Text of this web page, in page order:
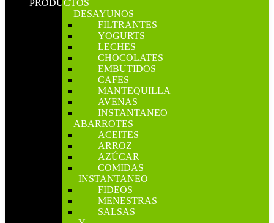
PRODUCTOS
DESAYUNOS
FILTRANTES
YOGURTS
LECHES
CHOCOLATES
EMBUTIDOS
CAFES
MANTEQUILLA
AVENAS
INSTANTANEO
ABARROTES
ACEITES
ARROZ
AZÚCAR
COMIDAS
INSTANTANEO
FIDEOS
MENESTRAS
SALSAS